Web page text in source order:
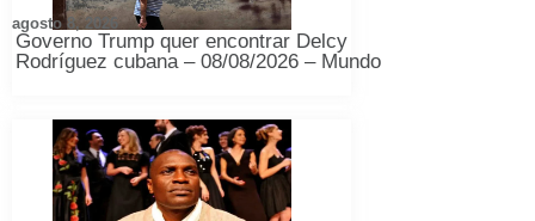
Governo Trump quer encontrar Delcy
Rodríguez cubana – 08/08/2026 – Mundo
agosto 8, 2026